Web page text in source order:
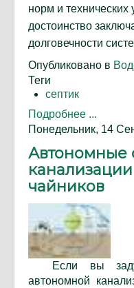
норм и
достоинство
долговечности
Опубликовано в
Теги
септик
Подробнее ...
Понедельник, 14
Автономные
чайников
Если вы
автономной